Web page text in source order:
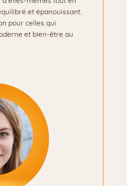
et épanouissant.
pour celles qui
et bien-être au